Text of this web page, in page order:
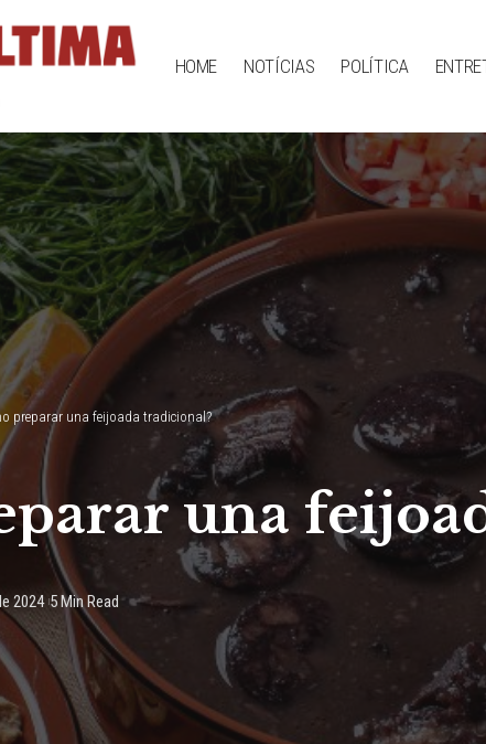
HOME NOTÍCIAS POLÍTICA
preparar una feijoada tradicional?
una
2024 5 Min Read